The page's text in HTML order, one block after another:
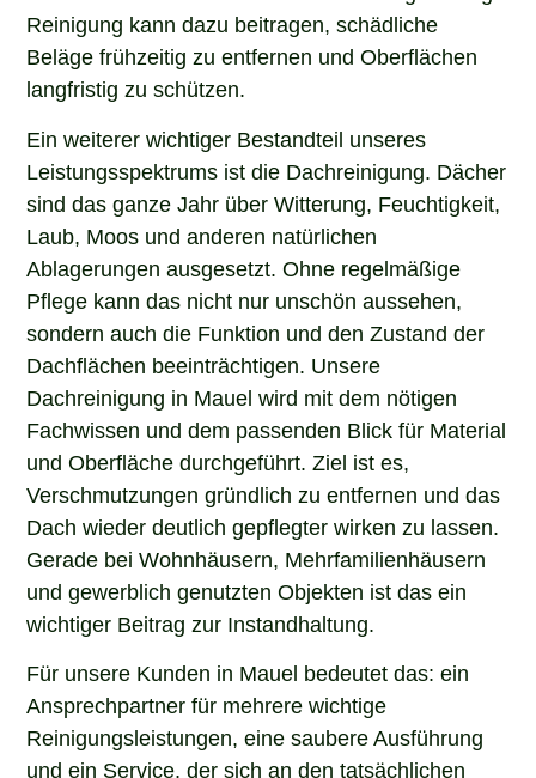
Reinigung kann dazu beitragen, schädliche
Beläge frühzeitig zu entfernen und Oberflächen
langfristig zu schützen.
Ein weiterer wichtiger Bestandteil unseres
Leistungsspektrums ist die Dachreinigung. Dächer
sind das ganze Jahr über Witterung, Feuchtigkeit,
Laub, Moos und anderen natürlichen
Ablagerungen ausgesetzt. Ohne regelmäßige
Pflege kann das nicht nur unschön aussehen,
sondern auch die Funktion und den Zustand der
Dachflächen beeinträchtigen. Unsere
Dachreinigung in Mauel wird mit dem nötigen
Fachwissen und dem passenden Blick für Material
und Oberfläche durchgeführt. Ziel ist es,
Verschmutzungen gründlich zu entfernen und das
Dach wieder deutlich gepflegter wirken zu lassen.
Gerade bei Wohnhäusern, Mehrfamilienhäusern
und gewerblich genutzten Objekten ist das ein
wichtiger Beitrag zur Instandhaltung.
Für unsere Kunden in Mauel bedeutet das: ein
Ansprechpartner für mehrere wichtige
Reinigungsleistungen, eine saubere Ausführung
und ein Service, der sich an den tatsächlichen